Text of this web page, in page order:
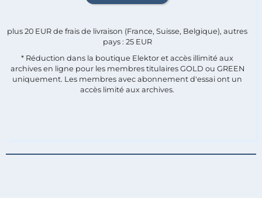
plus 20 EUR de frais de livraison (France, Suisse, Belgique), autres
pays : 25 EUR
* Réduction dans la boutique Elektor et accès illimité aux
archives en ligne pour les membres titulaires GOLD ou GREEN
uniquement. Les membres avec abonnement d'essai ont un
accès limité aux archives.